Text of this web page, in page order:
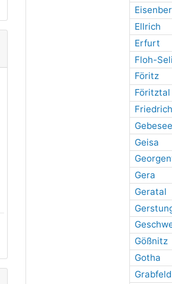
Ellrich
Erfurt
Floh-
Föritz
Föritztal
Gebesee
Geisa
Gera
Geratal
Gößnitz
Gotha
Grabfeld